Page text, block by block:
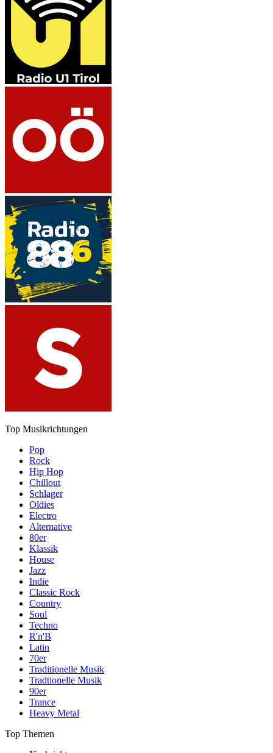
Top Musikrichtungen
Pop
Rock
Hip Hop
Chillout
Schlager
Oldies
Electro
Alternative
80er
Klassik
House
Jazz
Indie
Classic Rock
Country
Soul
Techno
R'n'B
Latin
70er
Traditionelle Musik
Tradtionelle Musik
90er
Trance
Heavy Metal
Top Themen